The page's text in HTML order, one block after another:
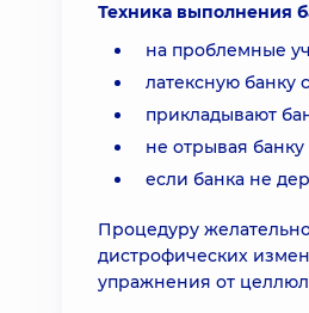
Техника выполнения
на проблемные
латексную банку
прикладывают
не отрывая
если банка не
Процедуру
дистрофических
упражнения от